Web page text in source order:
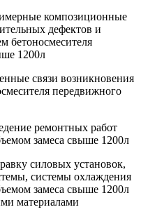
композиционные
дефектов и
бетоносмесителя
1200л
связи возникновения
передвижного
ремонтных работ
замеса свыше 1200л
силовых установок,
системы охлаждения
замеса свыше 1200л
материалами